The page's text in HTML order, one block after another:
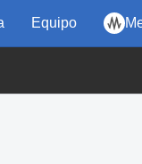
Equipo